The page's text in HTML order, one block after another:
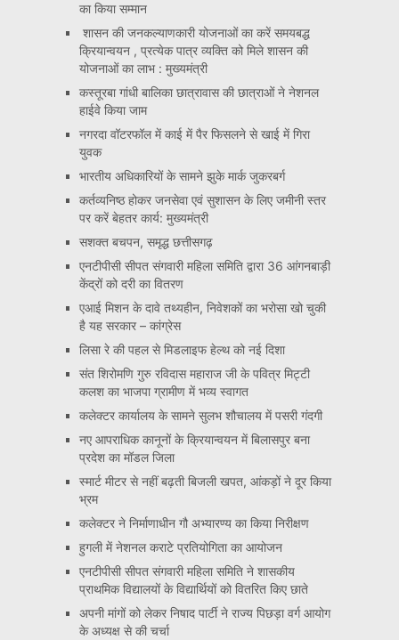
का किया सम्मान
शासन की जनकल्याणकारी योजनाओं का करें समयबद्ध
क्रियान्वयन , प्रत्येक पात्र व्यक्ति को मिले शासन की
योजनाओं का लाभ : मुख्यमंत्री
कस्तूरबा गांधी बालिका छात्रावास की छात्राओं ने नेशनल
हाईवे किया जाम
नगरदा वॉटरफॉल में काई में पैर फिसलने से खाई में गिरा
युवक
भारतीय अधिकारियों के सामने झुके मार्क जुकरबर्ग
कर्तव्यनिष्ठ होकर जनसेवा एवं सुशासन के लिए जमीनी स्तर
पर करें बेहतर कार्य: मुख्यमंत्री
सशक्त बचपन, समृद्ध छत्तीसगढ़
एनटीपीसी सीपत संगवारी महिला समिति द्वारा 36 आंगनबाड़ी
केंद्रों को दरी का वितरण
एआई मिशन के दावे तथ्यहीन, निवेशकों का भरोसा खो चुकी
है यह सरकार – कांग्रेस
लिसा रे की पहल से मिडलाइफ हेल्थ को नई दिशा
संत शिरोमणि गुरु रविदास महाराज जी के पवित्र मिट्टी
कलश का भाजपा ग्रामीण में भव्य स्वागत
कलेक्टर कार्यालय के सामने सुलभ शौचालय में पसरी गंदगी
नए आपराधिक कानूनों के क्रियान्वयन में बिलासपुर बना
प्रदेश का मॉडल जिला
स्मार्ट मीटर से नहीं बढ़ती बिजली खपत, आंकड़ों ने दूर किया
भ्रम
कलेक्टर ने निर्माणाधीन गौ अभ्यारण्य का किया निरीक्षण
हुगली में नेशनल कराटे प्रतियोगिता का आयोजन
एनटीपीसी सीपत संगवारी महिला समिति ने शासकीय
प्राथमिक विद्यालयों के विद्यार्थियों को वितरित किए छाते
अपनी मांगों को लेकर निषाद पार्टी ने राज्य पिछड़ा वर्ग आयोग
के अध्यक्ष से की चर्चा